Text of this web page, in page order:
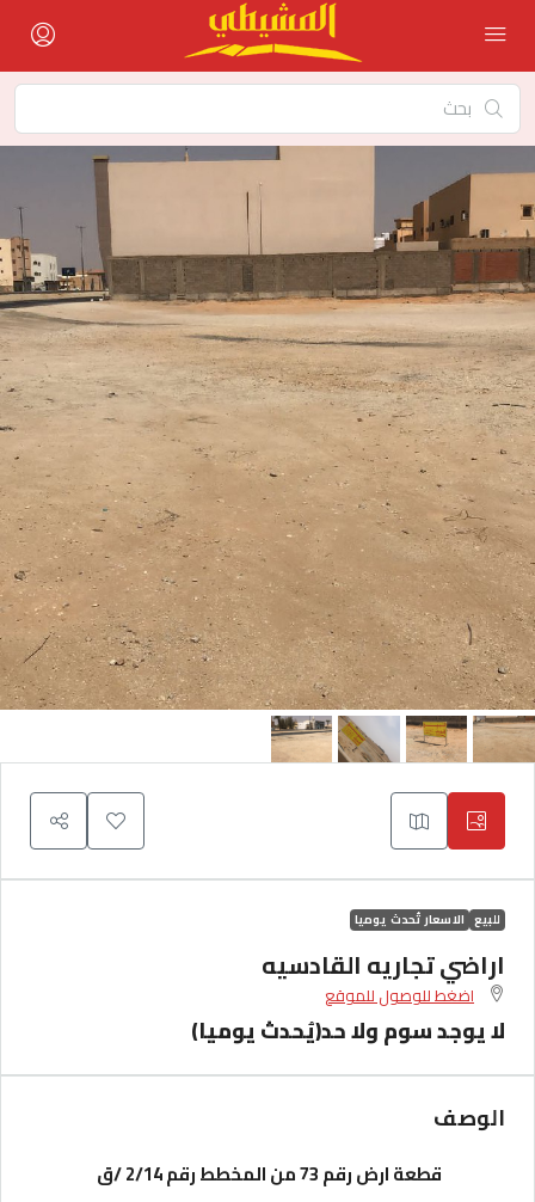
للبيع الاسعار تُحدث يوميا
اراضي تجاريه القادسيه
اضغط للوصول للموقع
لا يوجد سوم ولا حد(يُحدث يوميا)
الوصف
قطعة ارض رقم 73 من المخطط رقم 2/14 /ق